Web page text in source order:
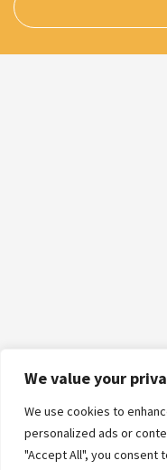
We value your
We use cookies to
personalized ads or
"Accept All", you consent